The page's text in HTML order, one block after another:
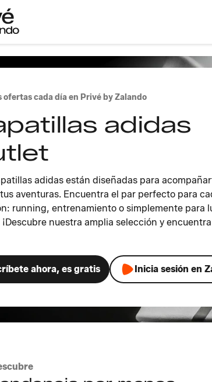
ofertas cada día en Privé by Zalando
adidas
adidas están diseñadas para
aventuras. Encuentra el par perfecto para
running, entrenamiento o simplemente para
¡Descubre nuestra amplia selección y
ahora, es gratis Inicia sesión en